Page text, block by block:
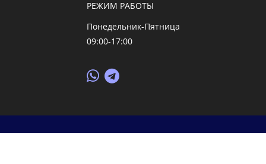
РЕЖИМ РАБОТЫ
Понедельник-Пятница
09:00-17:00